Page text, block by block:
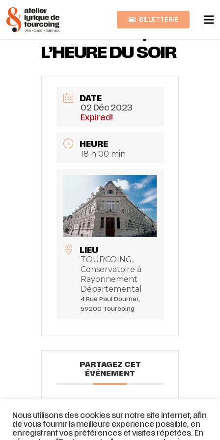
BILLETTERIE
SOPHIE GAIL,
L’HEURE DU SOIR
DATE
02 Déc 2023
Expired!
HEURE
18 h 00 min
LIEU
TOURCOING,
Conservatoire à
Rayonnement
Départemental
4 Rue Paul Doumer,
59200 Tourcoing
PARTAGEZ CET
ÉVÉNEMENT
Nous utilisons des cookies sur notre site internet, afin
de vous fournir la meilleure expérience possible, en
enregistrant vos préférences et visites répétées. En